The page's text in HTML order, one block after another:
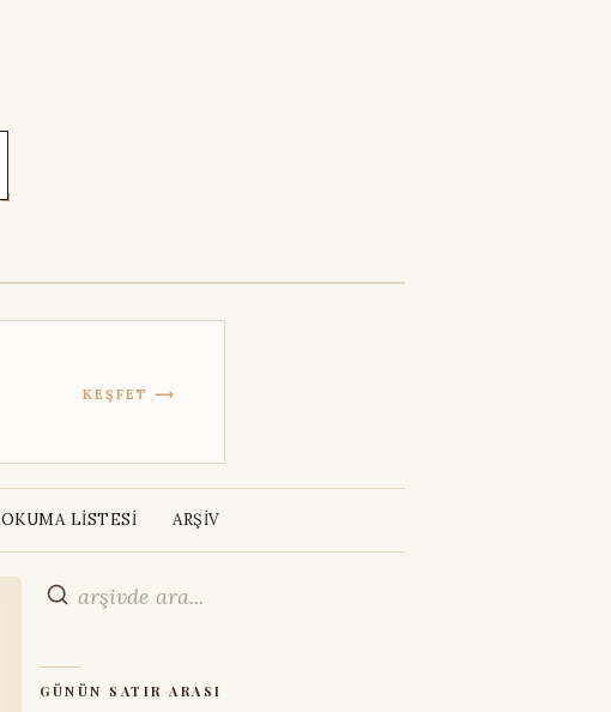
KEŞFET ⟶
OKUMA LİSTESİ ARŞİV
GÜNÜN SATIR ARASI